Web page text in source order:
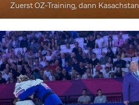
Zuerst OZ-Training, dann Kasachstan